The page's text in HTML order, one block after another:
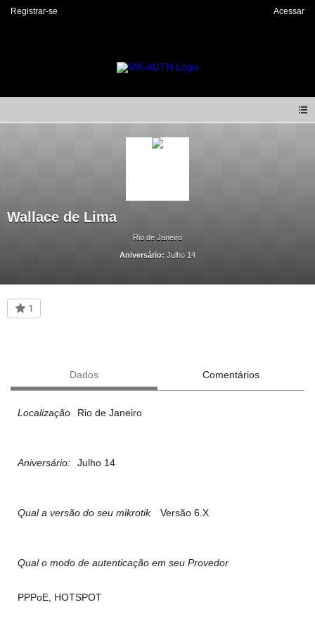
Registrar-se Acessar
Wallace de Lima
Rio de Janeiro
Aniversário: Julho 14
1
Dados Comentários
Localização Rio de Janeiro
Aniversário: Julho 14
Qual a versão do seu mikrotik Versão 6.X
Qual o modo de autenticação em seu Provedor
PPPoE, HOTSPOT